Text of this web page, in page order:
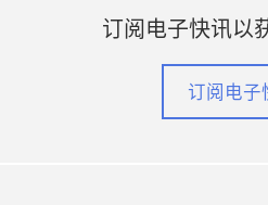
订阅电子快讯以
订阅电子